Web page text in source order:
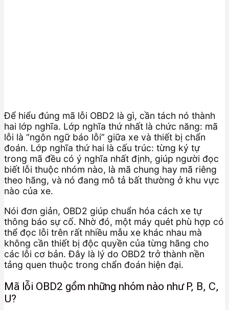
Để hiểu đúng mã lỗi OBD2 là gì, cần tách nó thành
hai lớp nghĩa. Lớp nghĩa thứ nhất là chức năng: mã
lỗi là “ngôn ngữ báo lỗi” giữa xe và thiết bị chẩn
đoán. Lớp nghĩa thứ hai là cấu trúc: từng ký tự
trong mã đều có ý nghĩa nhất định, giúp người đọc
biết lỗi thuộc nhóm nào, là mã chung hay mã riêng
theo hãng, và nó đang mô tả bất thường ở khu vực
nào của xe.
Nói đơn giản, OBD2 giúp chuẩn hóa cách xe tự
thông báo sự cố. Nhờ đó, một máy quét phù hợp có
thể đọc lỗi trên rất nhiều mẫu xe khác nhau mà
không cần thiết bị độc quyền của từng hãng cho
các lỗi cơ bản. Đây là lý do OBD2 trở thành nền
tảng quen thuộc trong chẩn đoán hiện đại.
Mã lỗi OBD2 gồm những nhóm nào như P, B, C,
U?